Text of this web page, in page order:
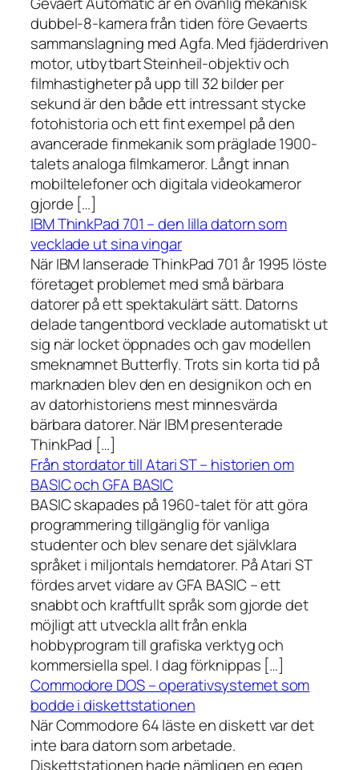
dubbel-8-kamera från tiden före Gevaerts
sammanslagning med Agfa. Med fjäderdriven
motor, utbytbart Steinheil-objektiv och
filmhastigheter på upp till 32 bilder per
sekund är den både ett intressant stycke
fotohistoria och ett fint exempel på den
avancerade finmekanik som präglade 1900-
talets analoga filmkameror. Långt innan
mobiltelefoner och digitala videokameror
gjorde […]
IBM ThinkPad 701 – den lilla datorn som
vecklade ut sina vingar
När IBM lanserade ThinkPad 701 år 1995 löste
företaget problemet med små bärbara
datorer på ett spektakulärt sätt. Datorns
delade tangentbord vecklade automatiskt ut
sig när locket öppnades och gav modellen
smeknamnet Butterfly. Trots sin korta tid på
marknaden blev den en designikon och en
av datorhistoriens mest minnesvärda
bärbara datorer. När IBM presenterade
ThinkPad […]
Från stordator till Atari ST – historien om
BASIC och GFA BASIC
BASIC skapades på 1960-talet för att göra
programmering tillgänglig för vanliga
studenter och blev senare det självklara
språket i miljontals hemdatorer. På Atari ST
fördes arvet vidare av GFA BASIC – ett
snabbt och kraftfullt språk som gjorde det
möjligt att utveckla allt från enkla
hobbyprogram till grafiska verktyg och
kommersiella spel. I dag förknippas […]
Commodore DOS – operativsystemet som
bodde i diskettstationen
När Commodore 64 läste en diskett var det
inte bara datorn som arbetade.
Diskettstationen hade nämligen en egen